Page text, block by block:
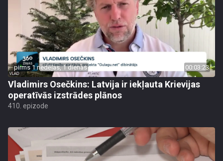
pirms 1 nedēļas, 1 dienas 00:03:23
Vladimirs Osečkins: Latvija ir iekļauta Krievijas
operatīvās izstrādes plānos
410. epizode